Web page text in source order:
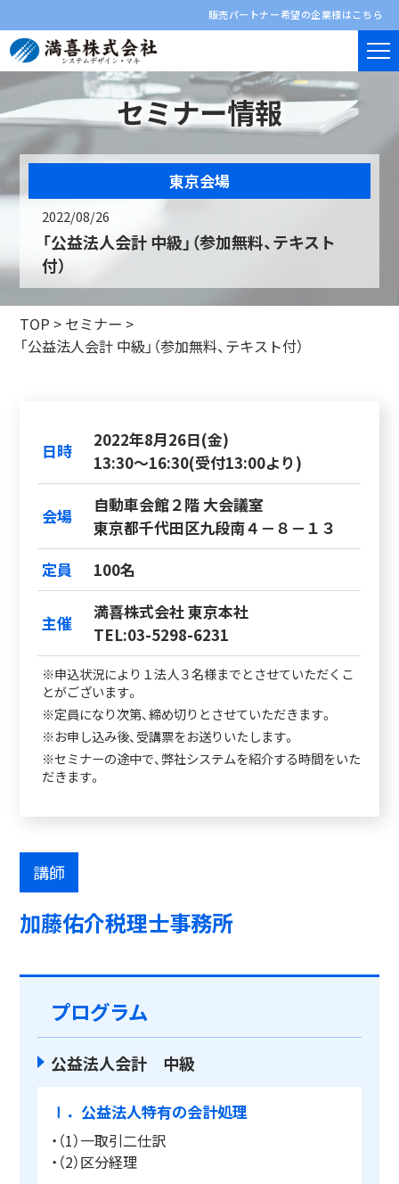
販売パートナー希望の企業様はこちら
セミナー情報
東京会場
2022/08/26
「公益法人会計 中級」（参加無料、テキスト
付）
TOP > セミナー >
「公益法人会計 中級」（参加無料、テキスト付）
日時
2022年8月26日(金)
13:30～16:30(受付13:00より)
会場
自動車会館２階 大会議室
東京都千代田区九段南４－８－１３
定員
100名
主催
満喜株式会社 東京本社
TEL:03-5298-6231
※申込状況により１法人３名様までとさせていただくこ
とがございます。
※定員になり次第、締め切りとさせていただきます。
※お申し込み後、受講票をお送りいたします。
※セミナーの途中で、弊社システムを紹介する時間をいた
だきます。
講師
加藤佑介税理士事務所
プログラム
公益法人会計 中級
Ⅰ．公益法人特有の会計処理
・（1）一取引二仕訳
・（2）区分経理